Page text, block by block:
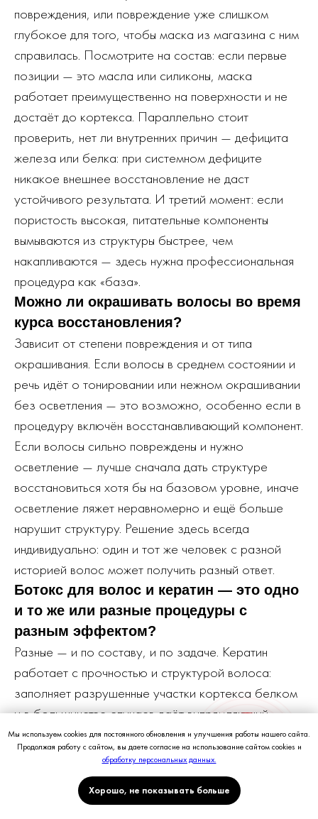
Мы используем cookies для постоянного обновления и улучшения работы нашего сайта.
Продолжая работу с сайтом, вы даете согласие на использование сайтом cookies и
обработку персональных данных.
Хорошо, не показывать больше
Петровка
повреждения, или повреждение уже слишком
глубокое для того, чтобы маска из магазина с ним
справилась. Посмотрите на состав: если первые
позиции — это масла или силиконы, маска
работает преимущественно на поверхности и не
достаёт до кортекса. Параллельно стоит
проверить, нет ли внутренних причин — дефицита
железа или белка: при системном дефиците
никакое внешнее восстановление не даст
устойчивого результата. И третий момент: если
пористость высокая, питательные компоненты
вымываются из структуры быстрее, чем
накапливаются — здесь нужна профессиональная
процедура как «база».
Можно ли окрашивать волосы во время
курса восстановления?
Зависит от степени повреждения и от типа
окрашивания. Если волосы в среднем состоянии и
речь идёт о тонировании или нежном окрашивании
без осветления — это возможно, особенно если в
процедуру включён восстанавливающий компонент.
Если волосы сильно повреждены и нужно
осветление — лучше сначала дать структуре
восстановиться хотя бы на базовом уровне, иначе
осветление ляжет неравномерно и ещё больше
нарушит структуру. Решение здесь всегда
индивидуально: один и тот же человек с разной
историей волос может получить разный ответ.
Ботокс для волос и кератин — это одно
и то же или разные процедуры с
разным эффектом?
Разные — и по составу, и по задаче. Кератин
работает с прочностью и структурой волоса:
заполняет разрушенные участки кортекса белком
и в большинстве случаев даёт выпрямляющий
эффект. Ботокс для волос — это прежде всего
интенсивное питание и увлажнение: гиалуроновая
кислота, аминокислоты, витамины. Он не
выпрямляет, зато добавляет упругость и блеск и
Патрики